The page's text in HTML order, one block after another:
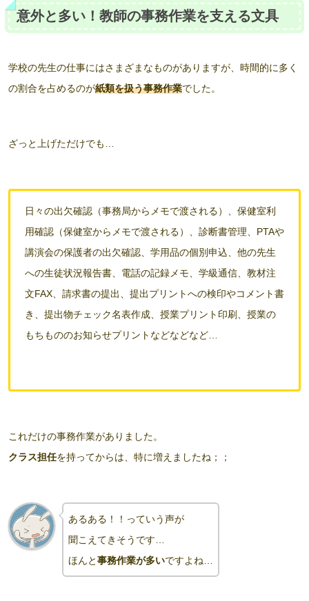
意外と多い！教師の事務作業を支える文具
学校の先生の仕事にはさまざまなものがありますが、時間的に多く
の割合を占めるのが紙類を扱う事務作業でした。
ざっと上げただけでも…
日々の出欠確認（事務局からメモで渡される）、保健室利
用確認（保健室からメモで渡される）、診断書管理、PTAや
講演会の保護者の出欠確認、学用品の個別申込、他の先生
への生徒状況報告書、電話の記録メモ、学級通信、教材注
文FAX、請求書の提出、提出プリントへの検印やコメント書
き、提出物チェック名表作成、授業プリント印刷、授業の
もちもののお知らせプリント などなどなど…
これだけの事務作業がありました。
クラス担任を持ってからは、特に増えましたね；；
あるある！！っていう声が
聞こえてきそうです…
ほんと事務作業が多いですよね…